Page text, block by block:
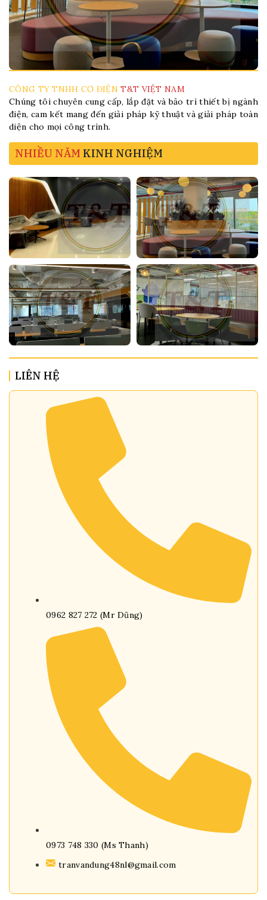
CÔNG TY TNHH CƠ ĐIỆNT&T VIỆT NAM
Chúng tôi chuyên cung cấp, lắp đặt và bảo trì thiết bị ngành
điện, cam kết mang đến giải pháp kỹ thuật và giải pháp toàn
diện cho mọi công trình.
NHIỀU NĂM KINH NGHIỆM
LIÊN HỆ
0962 827 272 (Mr Dũng)
0973 748 330 (Ms Thanh)
tranvandung48nl@gmail.com